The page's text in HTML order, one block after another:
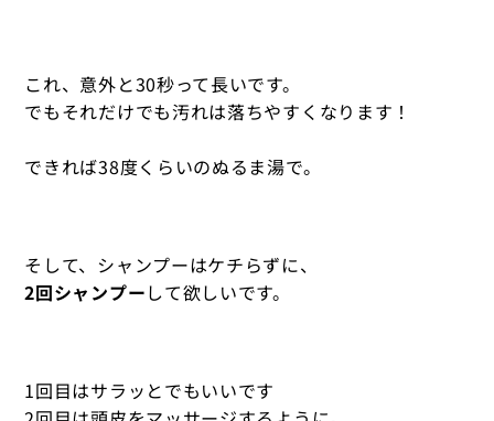
これ、意外と30秒って長いです。
でもそれだけでも汚れは落ちやすくなります！
できれば38度くらいのぬるま湯で。
そして、シャンプーはケチらずに、
2回シャンプーして欲しいです。
1回目はサラッとでもいいです